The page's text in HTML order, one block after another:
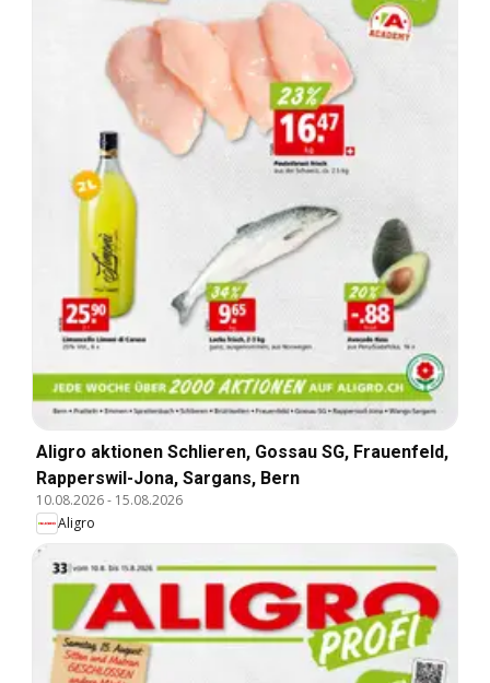
Aligro aktionen Schlieren, Gossau SG, Frauenfeld,
Rapperswil-Jona, Sargans, Bern
10.08.2026- 15.08.2026
Aligro